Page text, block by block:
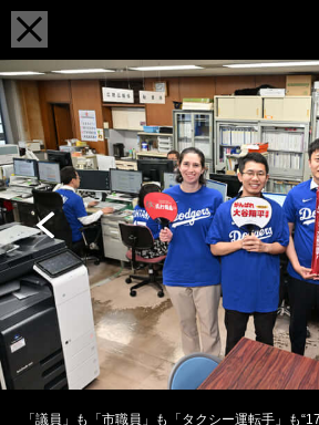
「議員」も「市職員」も「タクシー運転手」も